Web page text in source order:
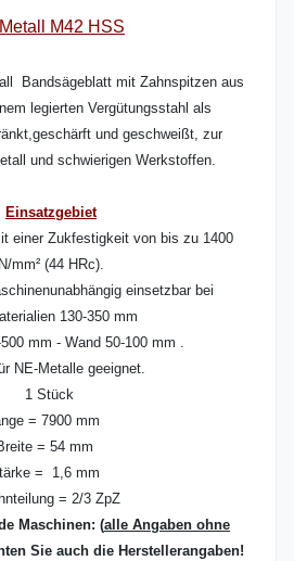
M42 HSS
Bandsägeblatt mit Zahnspitzen aus
legierten Vergütungsstahl als
und geschweißt, zur
und schwierigen Werkstoffen.
Einsatzgebiet
einer Zukfestigkeit von bis zu 1400
N/mm² (44 HRc).
einsetzbar bei
130-350 mm
mm - Wand 50-100 mm .
NE-Metalle geeignet.
1 Stück
= 7900 mm
= 54 mm
= 1,6 mm
= 2/3 ZpZ
Maschinen: (alle Angaben ohne
Sie auch die Herstellerangaben!